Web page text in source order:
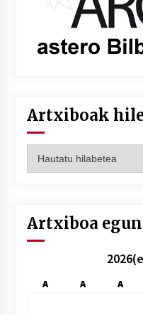
Artxiboak
hilez
Artxiboa
A A A